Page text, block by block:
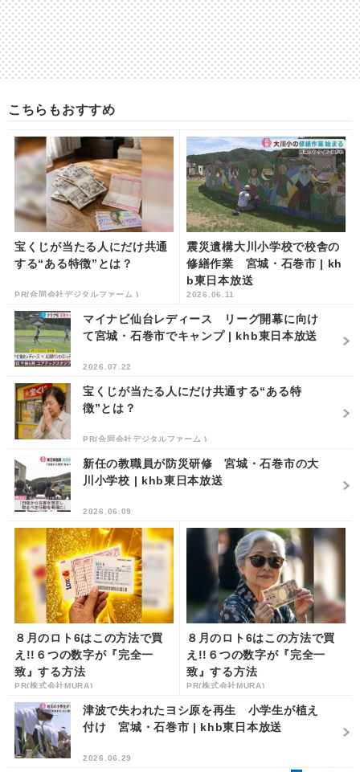
こちらもおすすめ
宝くじが当たる人にだけ共通
する“ある特徴”とは？
PR(合同会社デジタルファーム )
震災遺構大川小学校で校舎の
修繕作業 宮城・石巻市 | kh
b東日本放送
2026.06.11
マイナビ仙台レディース リーグ開幕に向け
て宮城・石巻市でキャンプ | khb東日本放送
2026.07.22
宝くじが当たる人にだけ共通する“ある特
徴”とは？
PR(合同会社デジタルファーム )
新任の教職員が防災研修 宮城・石巻市の大
川小学校 | khb東日本放送
2026.06.09
８月のロト6はこの方法で買
え!!６つの数字が『完全一
致』する方法
PR(株式会社MURA)
８月のロト6はこの方法で買
え!!６つの数字が『完全一
致』する方法
PR(株式会社MURA)
津波で失われたヨシ原を再生 小学生が植え
付け 宮城・石巻市 | khb東日本放送
2026.06.29